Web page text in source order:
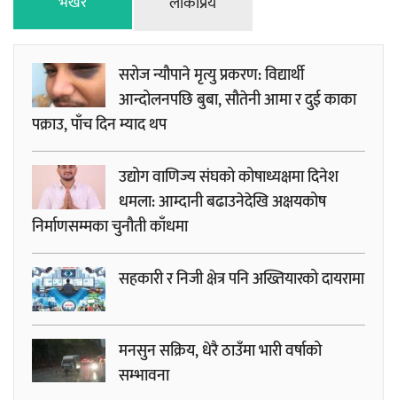
सरोज न्यौपाने मृत्यु प्रकरण: विद्यार्थी
आन्दोलनपछि बुबा, सौतेनी आमा र दुई काका
पक्राउ, पाँच दिन म्याद थप
उद्योग वाणिज्य संघको कोषाध्यक्षमा दिनेश
धमला: आम्दानी बढाउनेदेखि अक्षयकोष
निर्माणसम्मका चुनौती काँधमा
सहकारी र निजी क्षेत्र पनि अख्तियारको दायरामा
मनसुन सक्रिय, धेरै ठाउँमा भारी वर्षाको
सम्भावना